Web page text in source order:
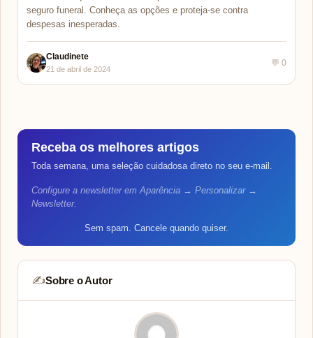
seguro funeral. Conheça as opções e proteja-se contra
despesas inesperadas.
Claudinete
21 de abril de 2024
💬 0
Receba os melhores artigos
Toda semana, uma seleção cuidadosa direto no seu e-mail.
Configure a newsletter em Aparência → Personalizar →
Newsletter.
Sem spam. Cancele quando quiser.
✍️Sobre o Autor